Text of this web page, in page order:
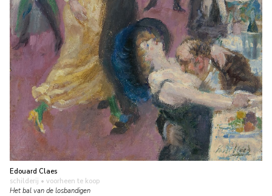
Edouard Claes
schilderij • voorheen te koop
Het bal van de losbandigen